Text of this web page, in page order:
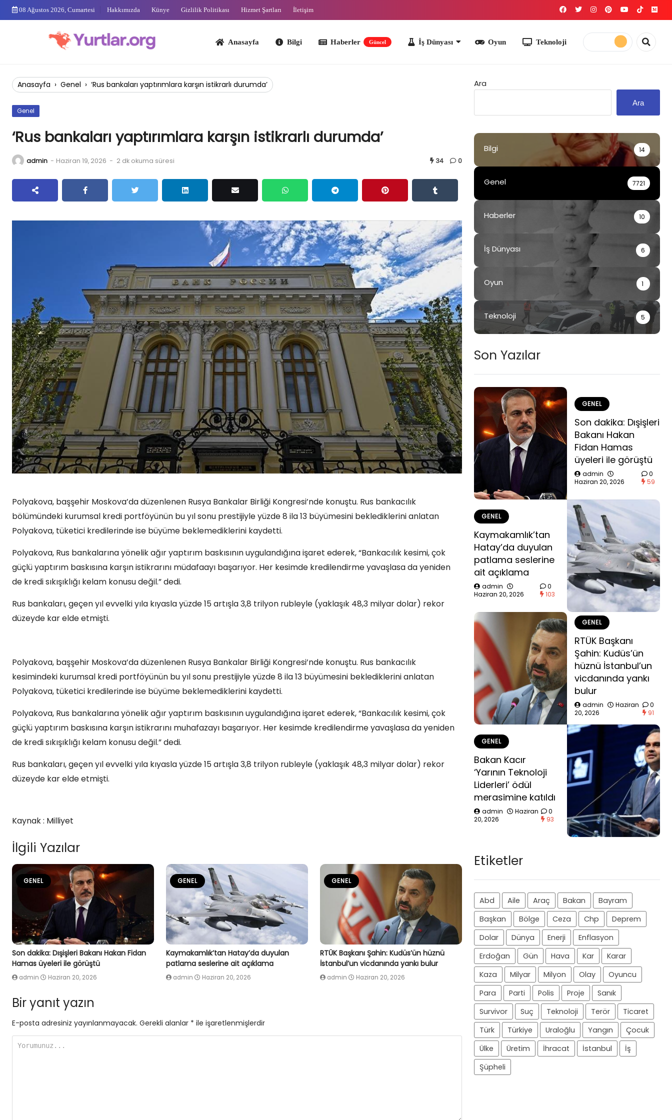
Skip
08 Ağustos 2026, Cumartesi Hakkımızda Künye Gizlilik Politikası Hizmet Şartları İletişim
Anasayfa Haberler İş Dünyası Teknoloji
Anasayfa › Genel › ‘Rus bankaları yaptırımlara karşın istikrarlı durumda’
Genel
‘Rus bankaları yaptırımlara karşın istikrarlı durumda’
admin - Haziran 19, 2026 - 2 dk okuma süresi 34 0
Polyakova, başşehir Moskova’da düzenlenen Rusya Bankalar Birliği Kongresi’nde konuştu. Rus bankacılık
bölümündeki kurumsal kredi portföyünün bu yıl sonu prestijiyle yüzde 8 ila 13 büyümesini beklediklerini anlatan
Polyakova, tüketici kredilerinde ise büyüme beklemediklerini kaydetti.
Polyakova, Rus bankalarına yönelik ağır yaptırım baskısının uygulandığına işaret ederek, “Bankacılık kesimi, çok
güçlü yaptırım baskısına karşın istikrarını müdafaayı başarıyor. Her kesimde kredilendirme yavaşlasa da yeniden
de kredi sıkışıklığı kelam konusu değil.” dedi.
Rus bankaları, geçen yıl evvelki yıla kıyasla yüzde 15 artışla 3,8 trilyon rubleyle (yaklaşık 48,3 milyar dolar) rekor
düzeyde kar elde etmişti.
Polyakova, başşehir Moskova’da düzenlenen Rusya Bankalar Birliği Kongresi’nde konuştu. Rus bankacılık
kesimindeki kurumsal kredi portföyünün bu yıl sonu prestijiyle yüzde 8 ila 13 büyümesini beklediklerini anlatan
Polyakova, tüketici kredilerinde ise büyüme beklemediklerini kaydetti.
Polyakova, Rus bankalarına yönelik ağır yaptırım baskısının uygulandığına işaret ederek, “Bankacılık kesimi, çok
güçlü yaptırım baskısına karşın istikrarını muhafazayı başarıyor. Her kesimde kredilendirme yavaşlasa da yeniden
de kredi sıkışıklığı kelam konusu değil.” dedi.
Rus bankaları, geçen yıl evvelki yıla kıyasla yüzde 15 artışla 3,8 trilyon rubleyle (yaklaşık 48,3 milyar dolar) rekor
düzeyde kar elde etmişti.
Kaynak : Milliyet
İlgili Yazılar
GENEL
Son dakika: Dışişleri Bakanı Hakan Fidan
Hamas üyeleri ile görüştü
admin Haziran 20, 2026
GENEL
Kaymakamlık’tan Hatay’da duyulan
patlama seslerine ait açıklama
admin Haziran 20, 2026
GENEL
RTÜK Başkanı Şahin: Kudüs’ün hüznü
İstanbul’un vicdanında yankı bulur
admin Haziran 20, 2026
Bir yanıt yazın
E-posta adresiniz yayınlanmayacak. Gerekli alanlar * ile işaretlenmişlerdir
Ara
Ara
Bilgi 14
Genel 7721
Haberler 10
İş Dünyası 6
Oyun 1
Teknoloji 5
Son Yazılar
GENEL
Son dakika: Dışişleri
Bakanı Hakan
Fidan Hamas
üyeleri ile görüştü
admin
Haziran 20, 2026
0
59
GENEL
Kaymakamlık’tan
Hatay’da duyulan
patlama seslerine
ait açıklama
admin
Haziran 20, 2026
0
103
GENEL
RTÜK Başkanı
Şahin: Kudüs’ün
hüznü İstanbul’un
vicdanında yankı
bulur
admin
Haziran
20, 2026
0
91
GENEL
Bakan Kacır
‘Yarının Teknoloji
Liderleri’ ödül
merasimine katıldı
admin
Haziran
20, 2026
0
93
Etiketler
Abd Aile Araç Bakan
Bayram
Başkan
Bölge Ceza Chp
Deprem
Dolar
Dünya Enerji
Enflasyon
Erdoğan
Gün Hava Kar
Karar
Kaza
Milyar Milyon Olay
Oyuncu
Para
Parti Polis Proje
Sanık
Survivor
Suç Teknoloji Terör
Ticaret
Türk
Türkiye Uraloğlu Yangın
Çocuk
Ülke
Üretim İhracat İstanbul
İş
Şüpheli